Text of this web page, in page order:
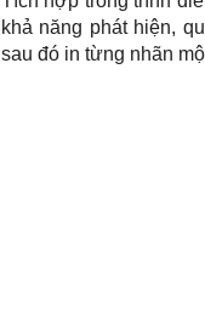
khả năng phát hiện,
sau đó in từng nhãn